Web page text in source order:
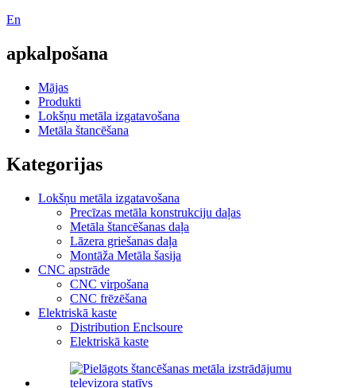
En
apkalpošana
Mājas
Produkti
Lokšņu metāla izgatavošana
Metāla štancēšana
Kategorijas
Lokšņu metāla izgatavošana
Precīzas metāla konstrukciju daļas
Metāla štancēšanas daļa
Lāzera griešanas daļa
Montāža Metāla šasija
CNC apstrāde
CNC virpošana
CNC frēzēšana
Elektriskā kaste
Distribution Enclsoure
Elektriskā kaste